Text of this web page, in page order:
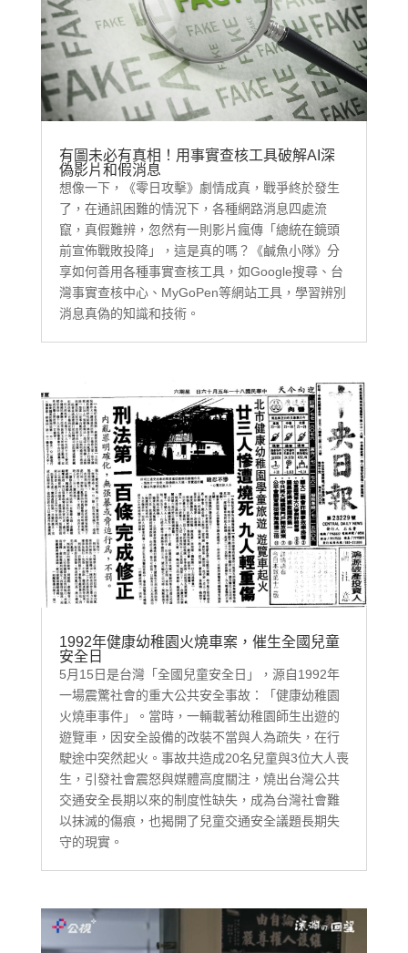
有圖未必有真相！用事實查核工具破解AI深
偽影片和假消息
想像一下，《零日攻擊》劇情成真，戰爭終於發生
了，在通訊困難的情況下，各種網路消息四處流
竄，真假難辨，忽然有一則影片瘋傳「總統在鏡頭
前宣佈戰敗投降」，這是真的嗎？《鹹魚小隊》分
享如何善用各種事實查核工具，如Google搜尋、台
灣事實查核中心、MyGoPen等網站工具，學習辨別
消息真偽的知識和技術。
1992年健康幼稚園火燒車案，催生全國兒童
安全日
5月15日是台灣「全國兒童安全日」，源自1992年
一場震驚社會的重大公共安全事故：「健康幼稚園
火燒車事件」。當時，一輛載著幼稚園師生出遊的
遊覽車，因安全設備的改裝不當與人為疏失，在行
駛途中突然起火。事故共造成20名兒童與3位大人喪
生，引發社會震怒與媒體高度關注，燒出台灣公共
交通安全長期以來的制度性缺失，成為台灣社會難
以抹滅的傷痕，也揭開了兒童交通安全議題長期失
守的現實。